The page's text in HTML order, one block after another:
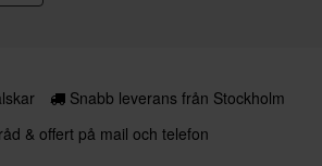
Snabb leverans från Stockholm
& offert på mail och telefon